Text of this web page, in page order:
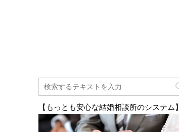
【もっとも安心な結婚相談所のシステム】